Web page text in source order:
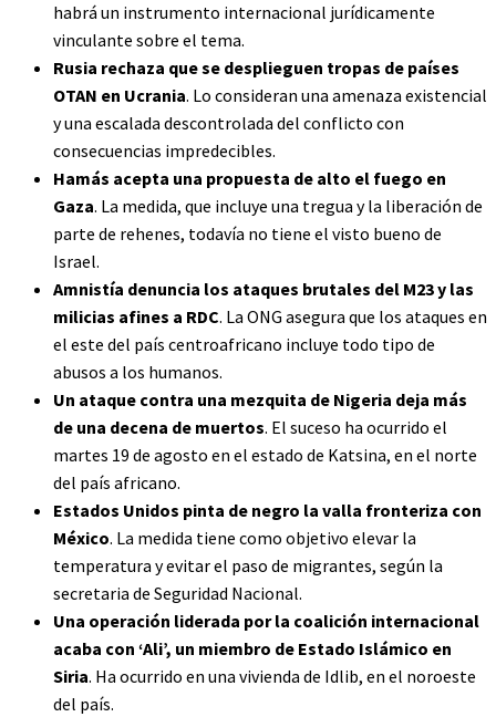
habrá un instrumento internacional jurídicamente
vinculante sobre el tema.
Rusia rechaza que se desplieguen tropas de países
OTAN en Ucrania. Lo consideran una amenaza existencial
y una escalada descontrolada del conflicto con
consecuencias impredecibles.
Hamás acepta una propuesta de alto el fuego en
Gaza. La medida, que incluye una tregua y la liberación de
parte de rehenes, todavía no tiene el visto bueno de
Israel.
Amnistía denuncia los ataques brutales del M23 y las
milicias afines a RDC. La ONG asegura que los ataques en
el este del país centroafricano incluye todo tipo de
abusos a los humanos.
Un ataque contra una mezquita de Nigeria deja más
de una decena de muertos. El suceso ha ocurrido el
martes 19 de agosto en el estado de Katsina, en el norte
del país africano.
Estados Unidos pinta de negro la valla fronteriza con
México. La medida tiene como objetivo elevar la
temperatura y evitar el paso de migrantes, según la
secretaria de Seguridad Nacional.
Una operación liderada por la coalición internacional
acaba con ‘Ali’, un miembro de Estado Islámico en
Siria. Ha ocurrido en una vivienda de Idlib, en el noroeste
del país.